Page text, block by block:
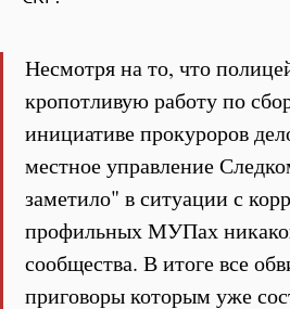
Несмотря на то, что
кропотливую работу по
инициативе прокуроров
местное управление
заметило" в ситуации с
профильных МУПах
сообщества. В итоге все
приговоры которым уже